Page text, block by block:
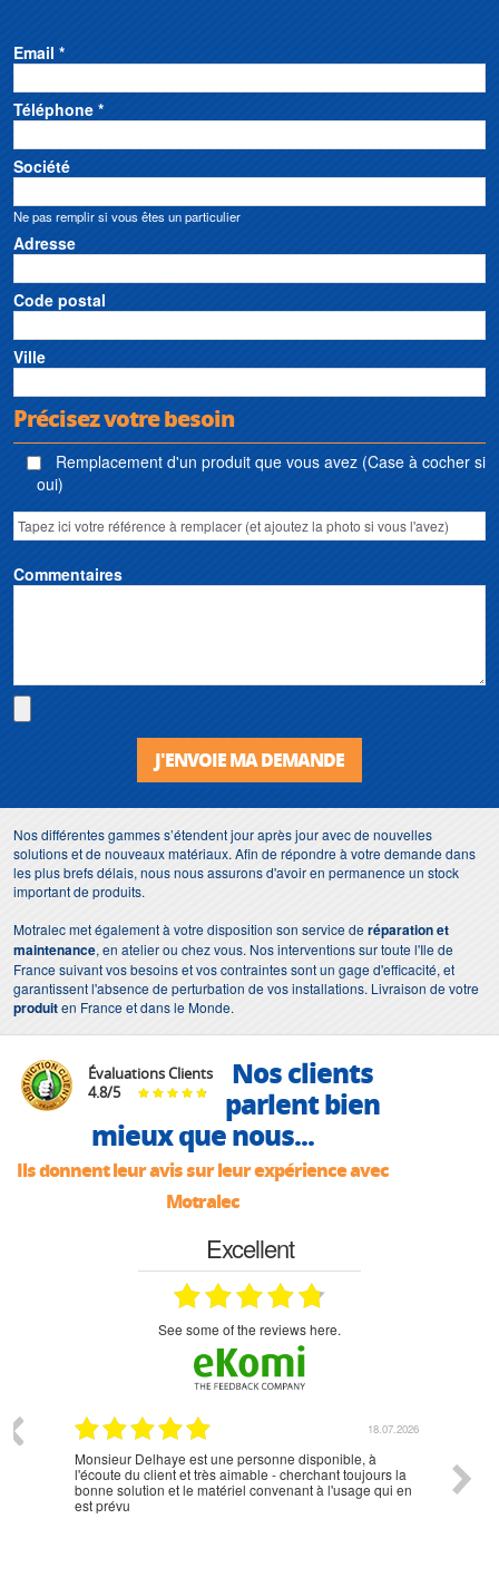
Email *
Téléphone *
Société
Ne pas remplir si vous êtes un particulier
Adresse
Code postal
Ville
Précisez votre besoin
Remplacement d'un produit que vous avez (Case à cocher si
oui)
Commentaires
J'ENVOIE MA DEMANDE
Nos différentes gammes s’étendent jour après jour avec de nouvelles
solutions et de nouveaux matériaux. Afin de répondre à votre demande dans
les plus brefs délais, nous nous assurons d'avoir en permanence un stock
important de produits.
Motralec met également à votre disposition son service deréparation et
maintenance, en atelier ou chez vous. Nos interventions sur toute l'Ile de
France suivant vos besoins et vos contraintes sont un gage d'efficacité, et
garantissent l'absence de perturbation de vos installations. Livraison de votre
produiten France et dans le Monde.
Évaluations Clients
4.8/5
Nos clients
parlent bien
mieux que nous...
Ils donnent leur avis sur leur expérience avec
Motralec
Excellent
see some of the reviews here.
18.07.2026
Monsieur Delhaye est une personne disponible, à
l'écoute du client et très aimable - cherchant toujours la
bonne solution et le matériel convenant à l'usage qui en
est prévu